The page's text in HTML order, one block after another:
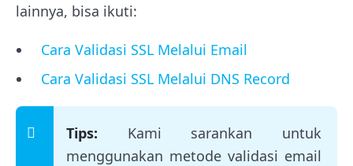
lainnya, bisa ikuti:
Cara Validasi SSL Melalui Email
Cara Validasi SSL Melalui DNS Record
Tips: Kami sarankan untuk
menggunakan metode validasi email